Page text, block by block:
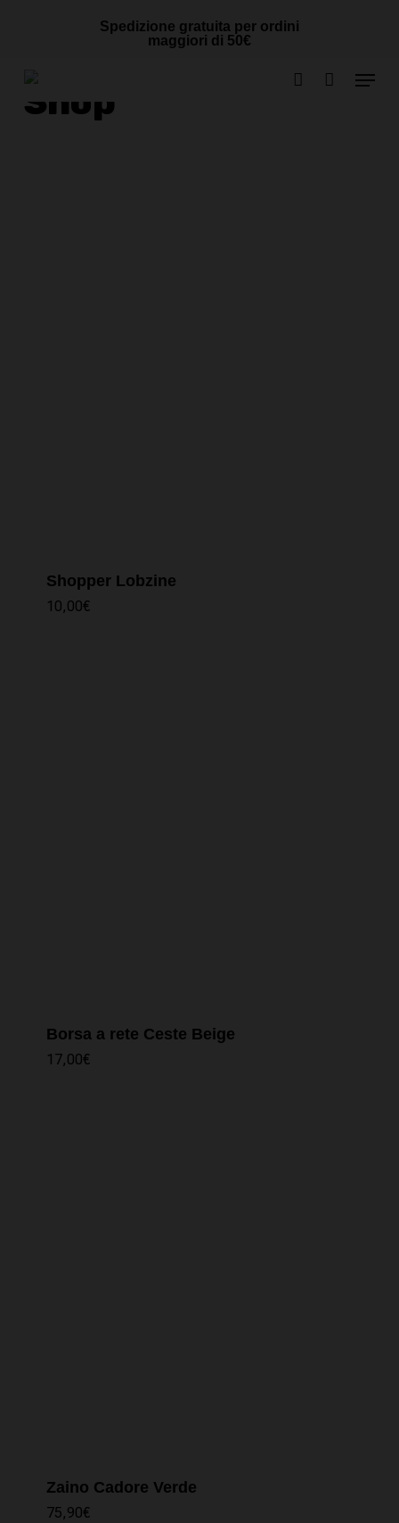
content
Spedizione gratuita per ordini
maggiori di 50€
Menu
CART
Shop
Shopper Lobzine
10,00€
Borsa a rete Ceste Beige
17,00€
Zaino Cadore Verde
75,90€